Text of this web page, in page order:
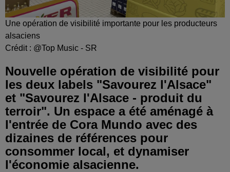
Une opération de visibilité importante pour les producteurs
alsaciens
Crédit : @Top Music - SR
Nouvelle opération de visibilité pour
les deux labels "Savourez l'Alsace"
et "Savourez l'Alsace - produit du
terroir". Un espace a été aménagé à
l'entrée de Cora Mundo avec des
dizaines de références pour
consommer local, et dynamiser
l'économie alsacienne.